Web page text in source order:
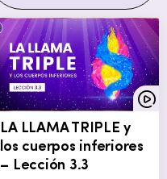
LA LLAMA TRIPLE y
los cuerpos inferiores
– Lección 3.3